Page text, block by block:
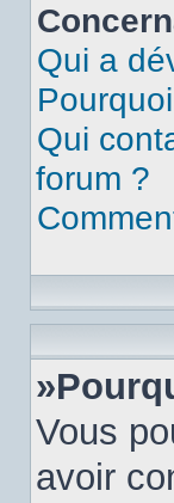
Qui a
Qui
forum ?
Vous
avoir